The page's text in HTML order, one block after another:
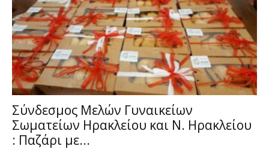
Σύνδεσμος Μελών Γυναικείων
Σωματείων Ηρακλείου και Ν. Ηρακλείου
: Παζάρι με...